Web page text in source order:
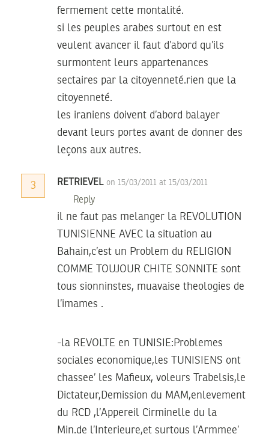
fermement cette montalité.
si les peuples arabes surtout en est
veulent avancer il faut d’abord qu’ils
surmontent leurs appartenances
sectaires par la citoyenneté.rien que la
citoyenneté.
les iraniens doivent d’abord balayer
devant leurs portes avant de donner des
leçons aux autres.
3 RETRIEVEL on 15/03/2011 at 15/03/2011
Reply
il ne faut pas melanger la REVOLUTION
TUNISIENNE AVEC la situation au
Bahain,c’est un Problem du RELIGION
COMME TOUJOUR CHITE SONNITE sont
tous sionninstes, muavaise theologies de
l’imames .
-la REVOLTE en TUNISIE:Problemes
sociales economique,les TUNISIENS ont
chassee’ les Mafieux, voleurs Trabelsis,le
Dictateur,Demission du MAM,enlevement
du RCD ,l’Appereil Cirminelle du la
Min.de l’Interieure,et surtous l’Armmee’